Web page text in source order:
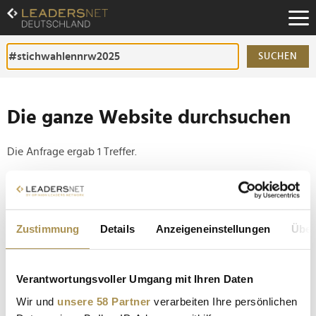
Zustimmung Details Anzeigeneinstellungen
Verantwortungsvoller Umgang mit Ihren Daten
Wir und unsere 58 Partner verarbeiten Ihre persönlichen
Zum
Inhalt
Zur
Fußzeilen-
Navigation
SUCHEN
Die ganze Website durchsuchen
Die Anfrage ergab 1 Treffer.
Tipp
Setzen Sie die gesuchten Wörter zwischen
Anführungszeichen: zb "Vorname Nachname".
Diese 36 Stichwahlen entscheiden über die Macht in
NRW